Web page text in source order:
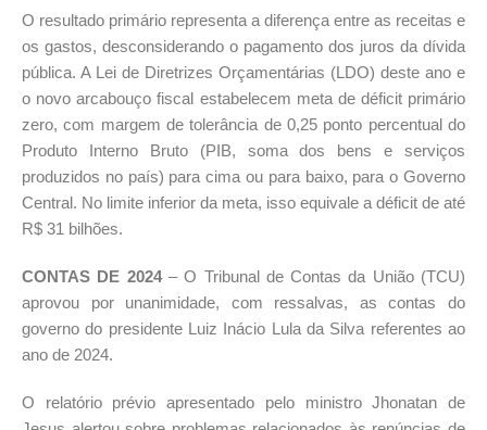
O resultado primário representa a diferença entre as receitas e
os gastos, desconsiderando o pagamento dos juros da dívida
pública. A Lei de Diretrizes Orçamentárias (LDO) deste ano e
o novo arcabouço fiscal estabelecem meta de déficit primário
zero, com margem de tolerância de 0,25 ponto percentual do
Produto Interno Bruto (PIB, soma dos bens e serviços
produzidos no país) para cima ou para baixo, para o Governo
Central. No limite inferior da meta, isso equivale a déficit de até
R$ 31 bilhões.
CONTAS DE 2024– O Tribunal de Contas da União (TCU)
aprovou por unanimidade, com ressalvas, as contas do
governo do presidente Luiz Inácio Lula da Silva referentes ao
ano de 2024.
O relatório prévio apresentado pelo ministro Jhonatan de